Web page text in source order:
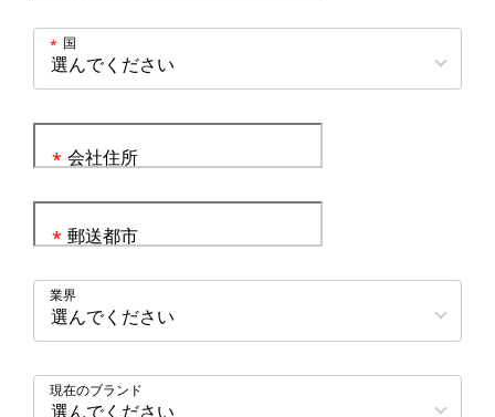
国
*
会社住所
*
郵送都市
*
業界
現在のブランド